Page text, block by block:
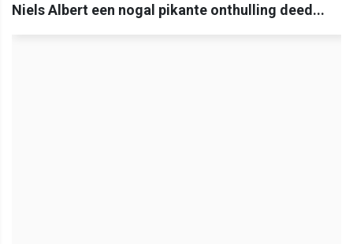
Niels Albert een nogal pikante onthulling deed...